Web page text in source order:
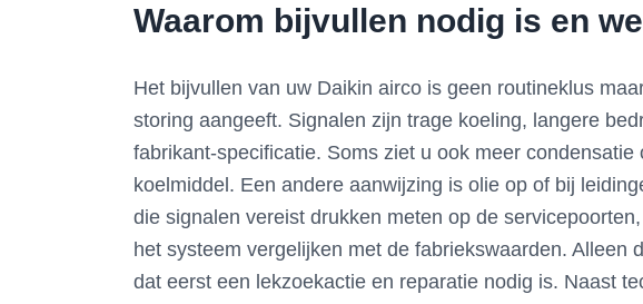
Waarom bijvullen nodig is en
Het bijvullen van uw Daikin airco is geen routineklus
storing aangeeft. Signalen zijn trage koeling, langere
fabrikant-specificatie. Soms ziet u ook meer
koelmiddel. Een andere aanwijzing is olie op of bij
die signalen vereist drukken meten op de
het systeem vergelijken met de fabriekswaarden.
dat eerst een lekzoekactie en reparatie nodig is. Naast